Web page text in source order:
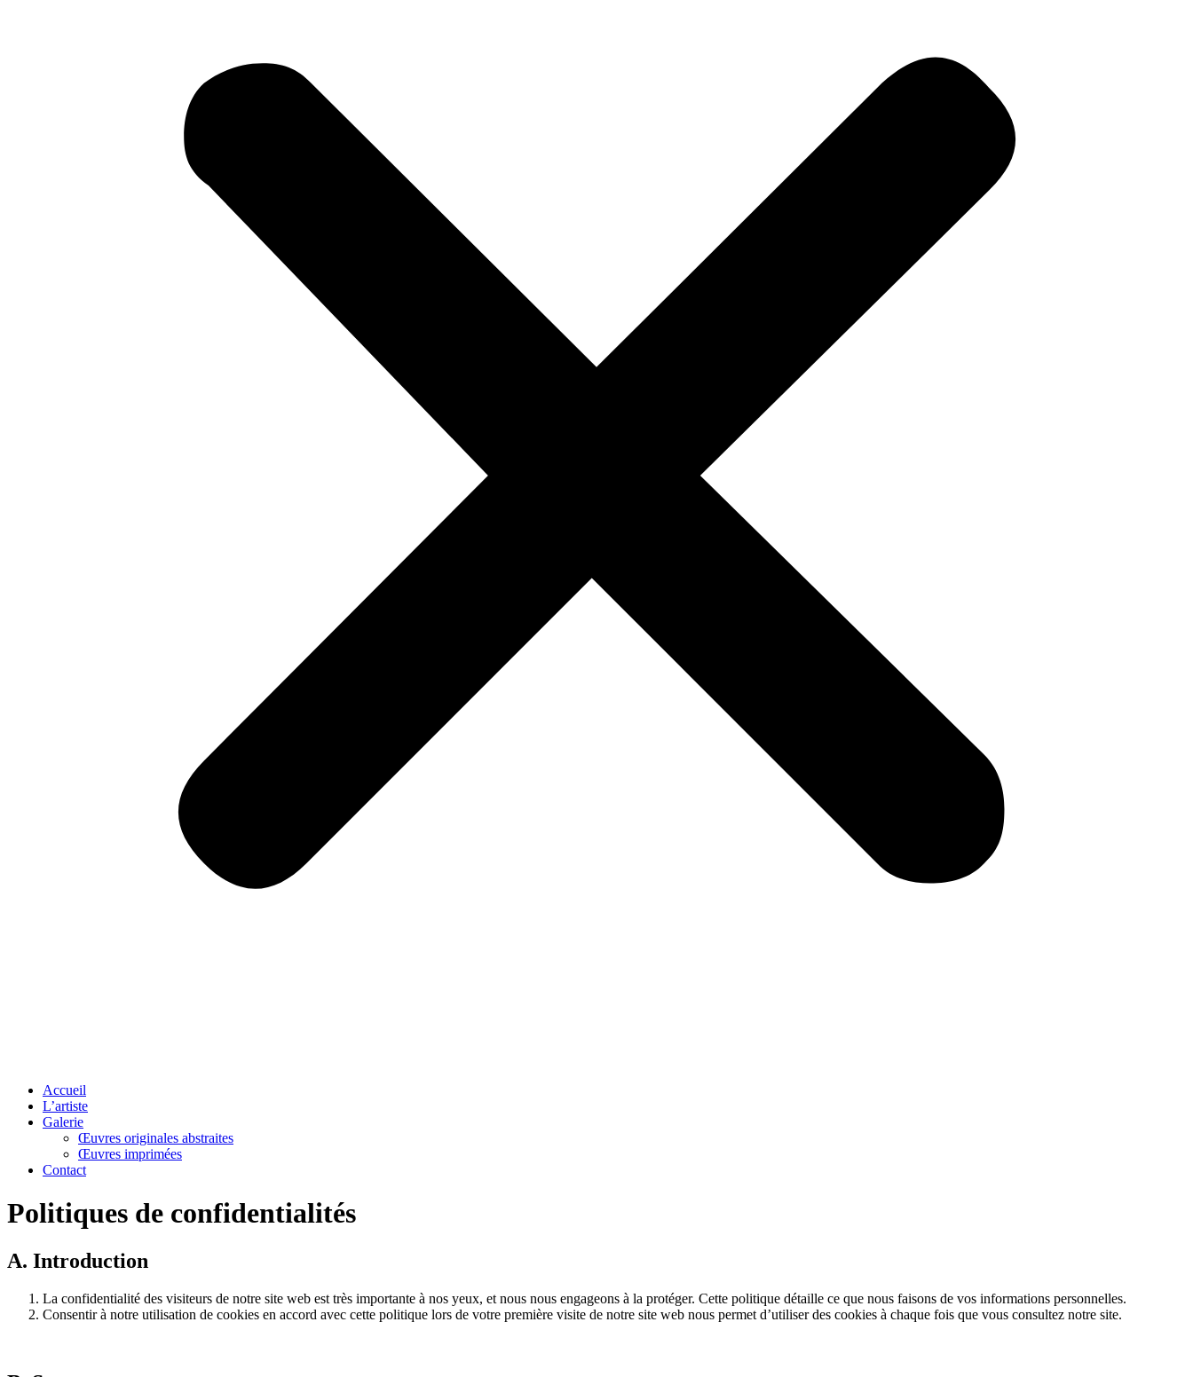
Accueil
L’artiste
Galerie
Œuvres originales abstraites
Œuvres imprimées
Contact
Politiques de confidentialités
A. Introduction
La confidentialité des visiteurs de notre site web est très importante à nos yeux, et nous nous engageons à la protéger. Cette politique détaille ce que nous faisons de vos informations personnelles.
Consentir à notre utilisation de cookies en accord avec cette politique lors de votre première visite de notre site web nous permet d’utiliser des cookies à chaque fois que vous consultez notre site.